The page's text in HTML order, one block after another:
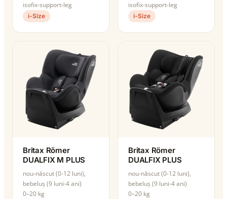
isofix-support-leg
i-Size
isofix-support-leg
i-Size
Britax Römer
DUALFIX M PLUS
nou-născut (0-12 luni),
bebeluș (9 luni-4 ani)
0–20 kg
Britax Römer
DUALFIX PLUS
nou-născut (0-12 luni),
bebeluș (9 luni-4 ani)
0–20 kg